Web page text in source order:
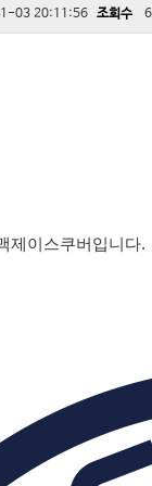
03 20:11:56 조회수
제이스쿠버입니다.